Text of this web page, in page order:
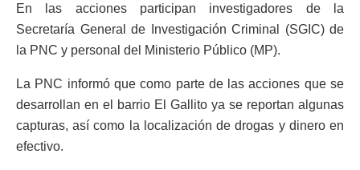
En las acciones participan investigadores de la
Secretaría General de Investigación Criminal (SGIC) de
la PNC y personal del Ministerio Público (MP).
La PNC informó que como parte de las acciones que se
desarrollan en el barrio El Gallito ya se reportan algunas
capturas, así como la localización de drogas y dinero en
efectivo.